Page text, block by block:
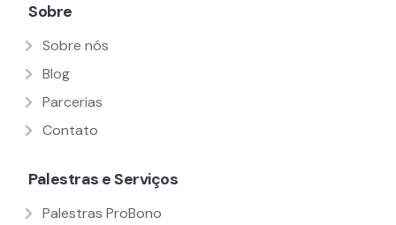
Sobre
Sobre nós
Blog
Parcerias
Contato
Palestras e Serviços
Palestras ProBono